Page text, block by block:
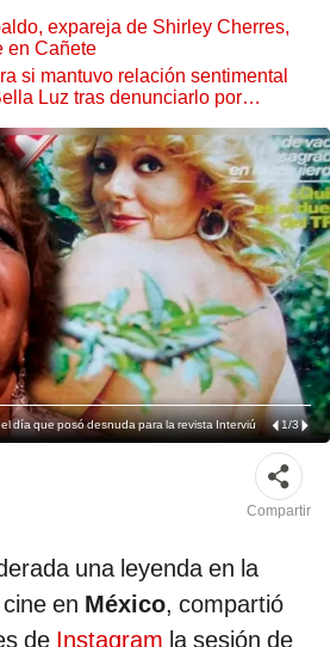
expareja de Shirley Cherres,
en Cañete
si mantuvo relación sentimental
Luz tras denunciarlo por
día que posó desnuda para la revista Interviú 1/3
Compartir
una leyenda en la
en México, compartió
de Instagram la sesión de